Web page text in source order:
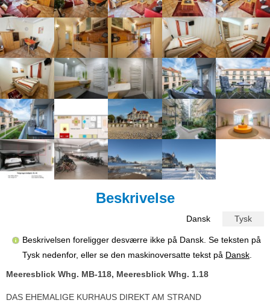
Beskrivelse
Dansk Tysk
Beskrivelsen foreligger desværre ikke på Dansk. Se teksten på
Tysk nedenfor, eller se den maskinoversatte tekst på Dansk
Meeresblick Whg. MB-118, Meeresblick Whg. 1.18
DAS EHEMALIGE KURHAUS DIREKT AM STRAND